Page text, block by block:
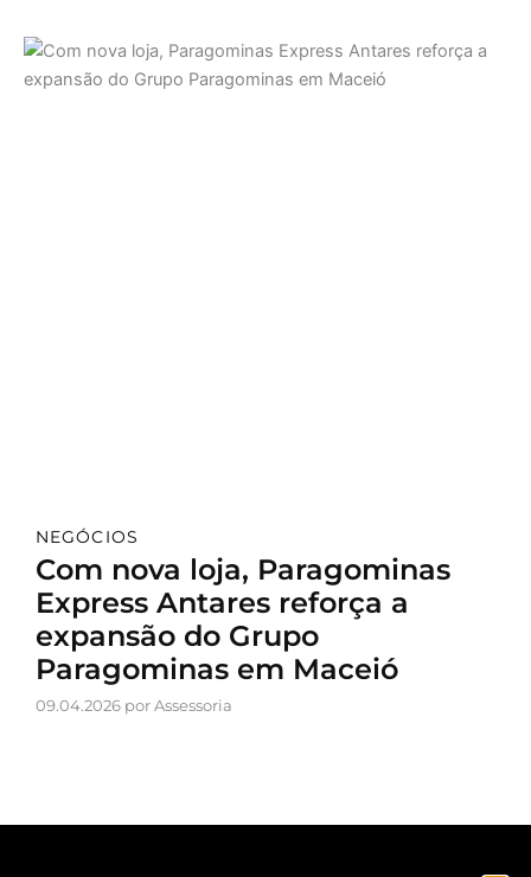
NEGÓCIOS
Com nova loja, Paragominas
Express Antares reforça a
expansão do Grupo
Paragominas em Maceió
09.04.2026 por Assessoria